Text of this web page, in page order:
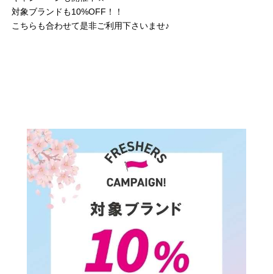
対象ブランドも10%OFF！！
こちらも合わせて是非ご利用下さいませ♪